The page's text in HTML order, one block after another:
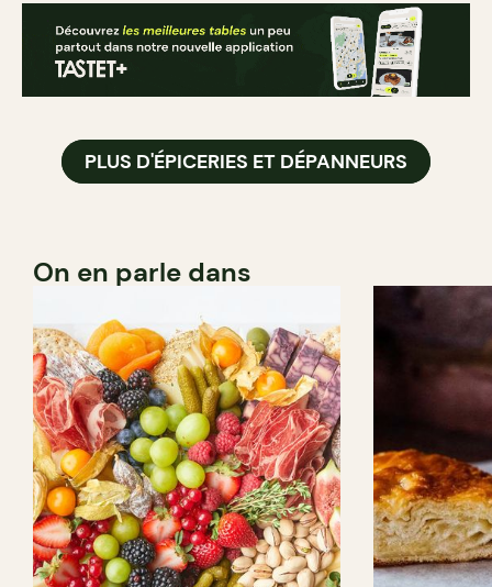
PLUS D'ÉPICERIES ET DÉPANNEURS
On en parle dans